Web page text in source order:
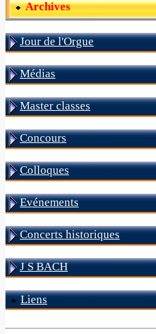
Archives
Jour de l'Orgue
Médias
Master classes
Concours
Colloques
Evénements
Concerts historiques
J S BACH
Liens